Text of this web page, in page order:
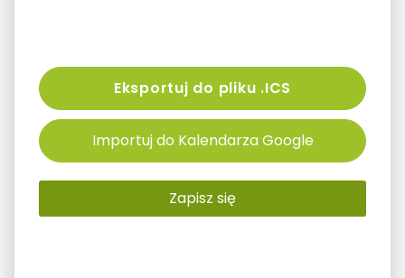
Eksportuj do pliku .ICS
Importuj do Kalendarza Google
Zapisz się